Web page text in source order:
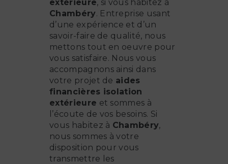
extérieure, si vous habitez à
Chambéry. Entreprise usant
d’une expérience et d’un
savoir-faire de qualité, nous
mettons tout en oeuvre pour
vous satisfaire. Nous vous
accompagnons ainsi dans
votre projet de aides
financières isolation
extérieure et sommes à
l’écoute de vos besoins. Si
vous habitez à Chambéry,
nous sommes à votre
disposition pour vous
transmettre les